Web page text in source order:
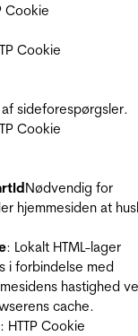
Cookie
Cookie
sideforespørgsler.
Cookie
Nødvendig for
hjemmesiden at
: Lokalt HTML-lager
i forbindelse med
hastighed
cache.
: HTTP Cookie